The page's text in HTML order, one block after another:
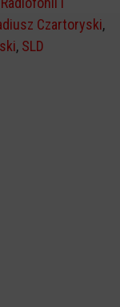
Czartoryski,
, SLD